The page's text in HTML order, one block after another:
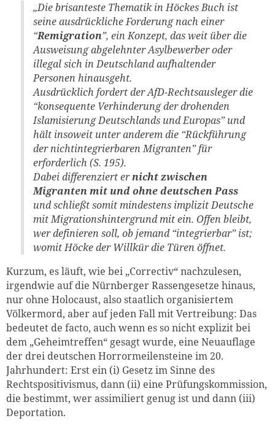
„Die brisanteste Thematik in Höckes Buch ist
seine ausdrückliche Forderung nach einer
“Remigration”, ein Konzept, das weit über die
Ausweisung abgelehnter Asylbewerber oder
illegal sich in Deutschland aufhaltender
Personen hinausgeht.
Ausdrücklich fordert der AfD-Rechtsausleger die
“konsequente Verhinderung der drohenden
Islamisierung Deutschlands und Europas” und
hält insoweit unter anderem die “Rückführung
der nichtintegrierbaren Migranten” für
erforderlich (S. 195).
Dabei differenziert ernicht zwischen
Migranten mit und ohne deutschen Pass
und schließt somit mindestens implizit Deutsche
mit Migrationshintergrund mit ein. Offen bleibt,
wer definieren soll, ob jemand “integrierbar” ist;
womit Höcke der Willkür die Türen öffnet.
Kurzum, es läuft, wie bei „Correctiv“ nachzulesen,
irgendwie auf die Nürnberger Rassengesetze hinaus,
nur ohne Holocaust, also staatlich organisiertem
Völkermord, aber auf jeden Fall mit Vertreibung: Das
bedeutet de facto, auch wenn es so nicht explizit bei
dem „Geheimtreffen“ gesagt wurde, eine Neuauflage
der drei deutschen Horrormeilensteine im 20.
Jahrhundert: Erst ein (i) Gesetz im Sinne des
Rechtspositivismus, dann (ii) eine Prüfungskommission,
die bestimmt, wer assimiliert genug ist und dann (iii)
Deportation.